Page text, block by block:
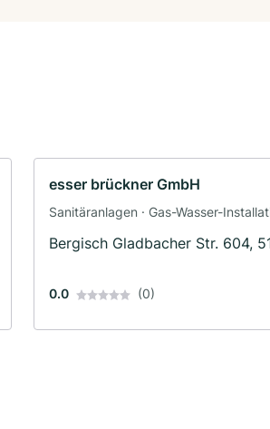
esser brückner GmbH
Sanitäranlagen · Gas-Wasser-
Heizungsbau · Sanitärinstallateur
Bergisch Gladbacher Str. 604,
0.0 (0)